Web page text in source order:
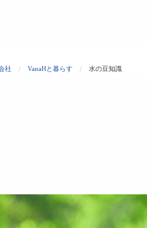
社 VanaHと暮らす 水の豆知識